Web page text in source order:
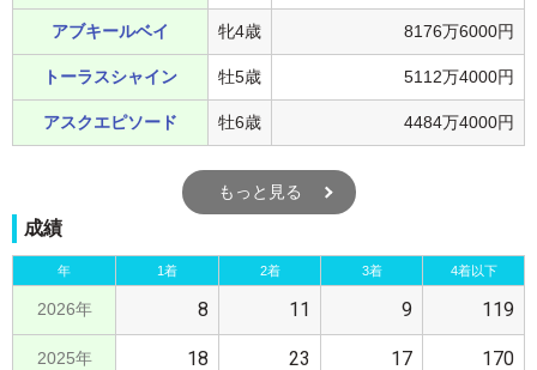
アブキールベイ 牝4歳 8176万6000円
トーラスシャイン 牡5歳 5112万4000円
アスクエピソード 牡6歳 4484万4000円
もっと見る
成績
年 1着 2着 3着 4着以下
2026年 8 11 9 119
2025年 18 23 17 170